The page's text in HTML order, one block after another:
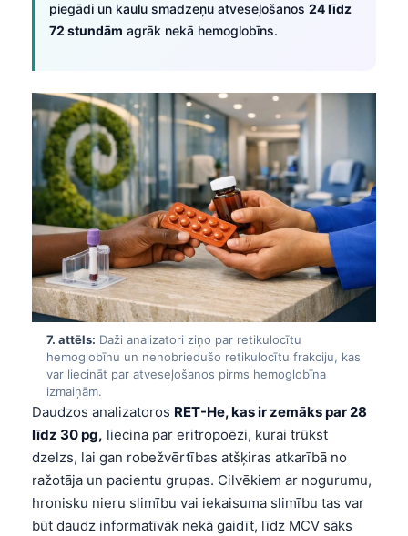
piegādi un kaulu smadzeņu atveseļošanos 24 līdz
72 stundām agrāk nekā hemoglobīns.
7. attēls: Daži analizatori ziņo par retikulocītu
hemoglobīnu un nenobriedušo retikulocītu frakciju, kas
var liecināt par atveseļošanos pirms hemoglobīna
izmaiņām.
Daudzos analizatoros RET-He, kas ir zemāks par 28
līdz 30 pg, liecina par eritropoēzi, kurai trūkst
dzelzs, lai gan robežvērtības atšķiras atkarībā no
ražotāja un pacientu grupas. Cilvēkiem ar nogurumu,
hronisku nieru slimību vai iekaisuma slimību tas var
būt daudz informatīvāk nekā gaidīt, līdz MCV sāks
Հայերեն
Íslenska
Српски језик
Svenska
Bosanski
Azərbaycan dili
Eesti
日本語
Čeština
ქართული
Русский
Lietuvių kalba
Polski
한국어
Slovenščina
বাংলা